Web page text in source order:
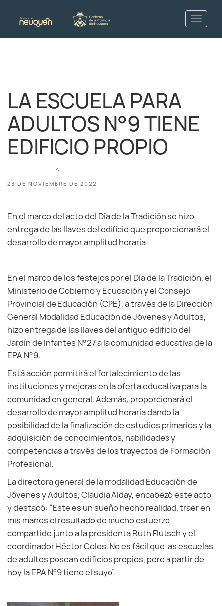
LA ESCUELA PARA
ADULTOS N°9 TIENE
EDIFICIO PROPIO
23 DE NOVIEMBRE DE 2022
En el marco del acto del Día de la Tradición se hizo
entrega de las llaves del edificio que proporcionará el
desarrollo de mayor amplitud horaria
En el marco de los festejos por el Día de la Tradición, el
Ministerio de Gobierno y Educación y el Consejo
Provincial de Educación (CPE), a través de la Dirección
General Modalidad Educación de Jóvenes y Adultos,
hizo entrega de las llaves del antiguo edificio del
Jardín de Infantes N°27 a la comunidad educativa de la
EPA N°9.
Está acción permitirá el fortalecimiento de las
instituciones y mejoras en la oferta educativa para la
comunidad en general. Además, proporcionará el
desarrollo de mayor amplitud horaria dando la
posibilidad de la finalización de estudios primarios y la
adquisición de conocimientos, habilidades y
competencias a través de los trayectos de Formación
Profesional.
La directora general de la modalidad Educación de
Jóvenes y Adultos, Claudia Alday, encabezó este acto
y destacó: “Este es un sueño hecho realidad, traer en
mis manos el resultado de mucho esfuerzo
compartido junto a la presidenta Ruth Flutsch y el
coordinador Héctor Colos. No es fácil que las escuelas
de adultos posean edificios propios, pero a partir de
hoy la EPA N°9 tiene el suyo”.